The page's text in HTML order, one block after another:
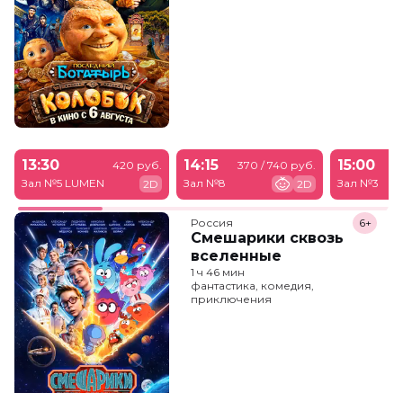
13:30
Зал №5 LUMEN
420 руб.
2D
14:15
Зал №8
370 / 740 руб.
2D
15:00
Зал №3
Россия
Смешарики сквозь
вселенные
6+
1 ч 46 мин
фантастика, комедия,
приключения